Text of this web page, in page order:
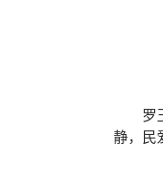
罗
静，民